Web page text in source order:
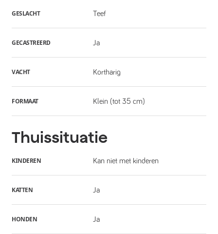
GESLACHT Teef
GECASTREERD Ja
VACHT Kortharig
FORMAAT Klein (tot 35 cm)
Thuissituatie
KINDEREN Kan niet met kinderen
KATTEN Ja
HONDEN Ja